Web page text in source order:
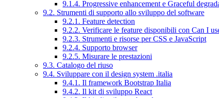
9.1.4. Progressive enhancement e Graceful
9.2. Strumenti di supporto allo sviluppo del software
9.2.1. Feature detection
9.2.2. Verificare le feature disponibili con Can I
9.2.3. Strumenti e risorse per CSS e JavaScript
9.2.4. Supporto browser
9.2.5. Misurare le prestazioni
9.3. Catalogo del riuso
9.4. Sviluppare con il design system .italia
9.4.1. Il framework Bootstrap Italia
9.4.2. Il kit di sviluppo React